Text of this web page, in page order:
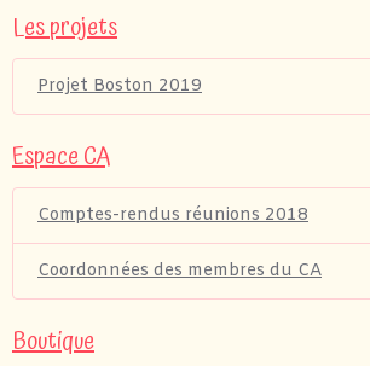
Les projets
Projet Boston 2019
Espace CA
Comptes-rendus réunions 2018
Coordonnées des membres du CA
Boutique